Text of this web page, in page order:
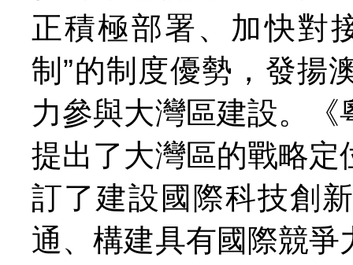
正積極部署、加快對
制”的制度優勢，發揚
力參與大灣區建設。
提出了大灣區的戰略
訂了建設國際科技創
通、構建具有國際競